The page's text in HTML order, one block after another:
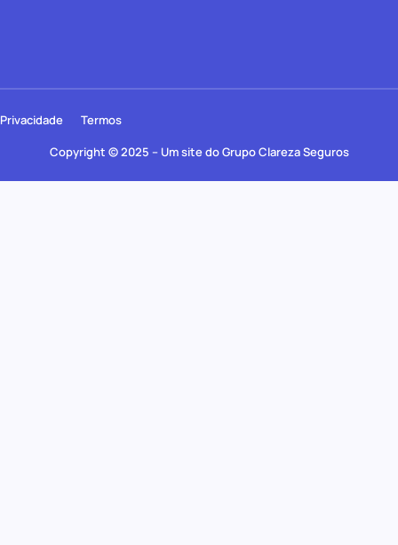
Copyright © 2025 – Um site do Grupo Clareza Seguros
Privacidade Termos